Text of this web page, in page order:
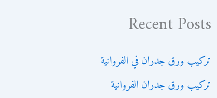
Recent Posts
تركيب ورق جدران في الفروانية
تركيب ورق جدران الفروانية